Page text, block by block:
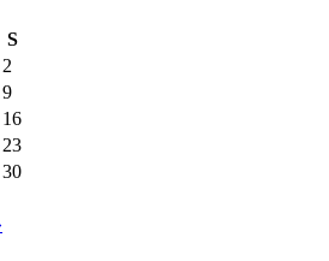
S
2
9
16
23
30